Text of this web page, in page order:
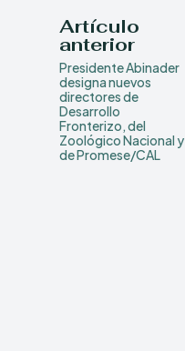
Artículo
anterior
Presidente Abinader
designa nuevos
directores de
Desarrollo
Fronterizo, del
Zoológico Nacional y
de Promese/CAL